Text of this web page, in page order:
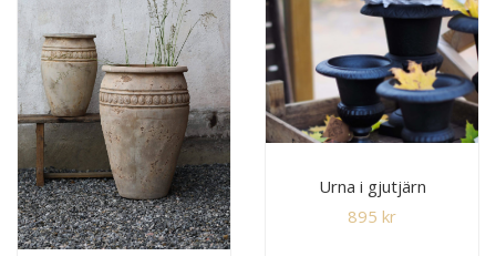
Urna i gjutjärn
895 kr